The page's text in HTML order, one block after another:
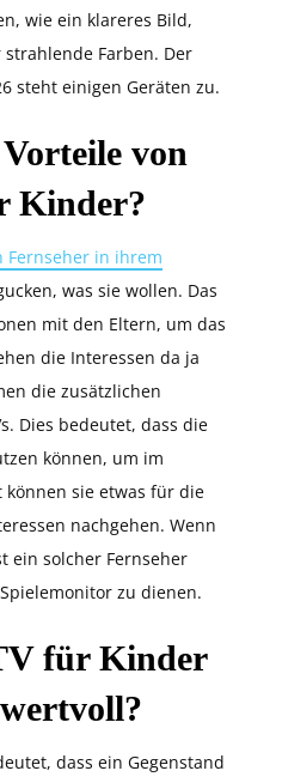
wie ein klareres Bild,
Farben. Der
steht einigen Geräten zu.
von
Kinder?
Fernseher in ihrem
was sie wollen. Das
mit den Eltern, um das
die Interessen da ja
die zusätzlichen
Dies bedeutet, dass die
können, um im
sie etwas für die
nachgehen. Wenn
ein solcher Fernseher
zu dienen.
für Kinder
dass ein Gegenstand